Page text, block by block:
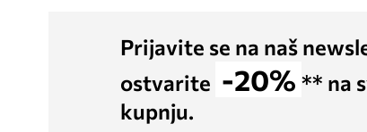
Prijavite se na naš
ostvarite -20% ** na
kupnju.